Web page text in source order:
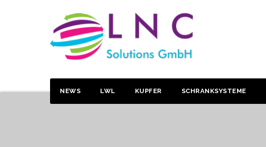
NEWS LWL KUPFER SCHRANKSYSTEME